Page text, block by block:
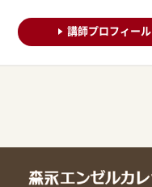
講師プロフィール